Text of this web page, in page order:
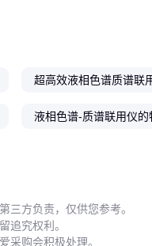
超高效液相色谱质谱联
液相色谱-质谱联用仪的
三方负责，仅供您参考。
追究权利。
采购会积极处理。